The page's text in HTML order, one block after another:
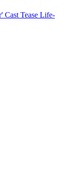
Cast Tease Life-